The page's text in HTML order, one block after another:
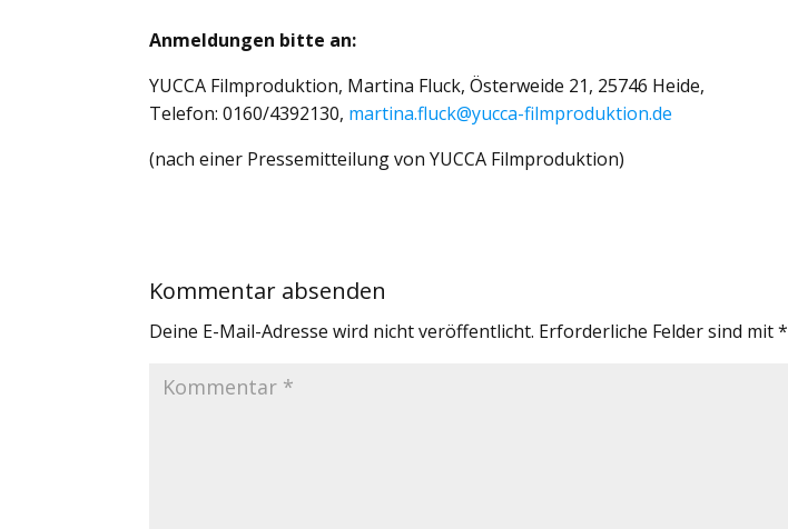
Anmeldungen bitte an:
YUCCA Filmproduktion, Martina Fluck, Österweide 21, 25746 Heide,
Telefon: 0160/4392130, martina.fluck@yucca-filmproduktion.de
(nach einer Pressemitteilung von YUCCA Filmproduktion)
Kommentar absenden
Deine E-Mail-Adresse wird nicht veröffentlicht. Erforderliche Felder sind mit*